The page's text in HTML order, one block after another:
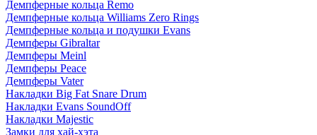
Демпферные кольца Remo
Демпферные кольца Williams Zero Rings
Демпферные кольца и подушки Evans
Демпферы Gibraltar
Демпферы Meinl
Демпферы Peace
Демпферы Vater
Накладки Big Fat Snare Drum
Накладки Evans SoundOff
Накладки Majestic
Замки для хай-хэта